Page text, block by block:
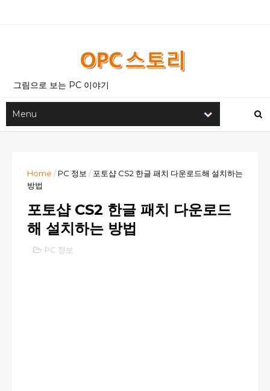
그림으로 보는 PC 이야기
Home / PC 정보 / 포토샵 CS2 한글 패치 다운로드해 설치하는
방법
포토샵 CS2 한글 패치 다운로드
해 설치하는 방법
PC 정보